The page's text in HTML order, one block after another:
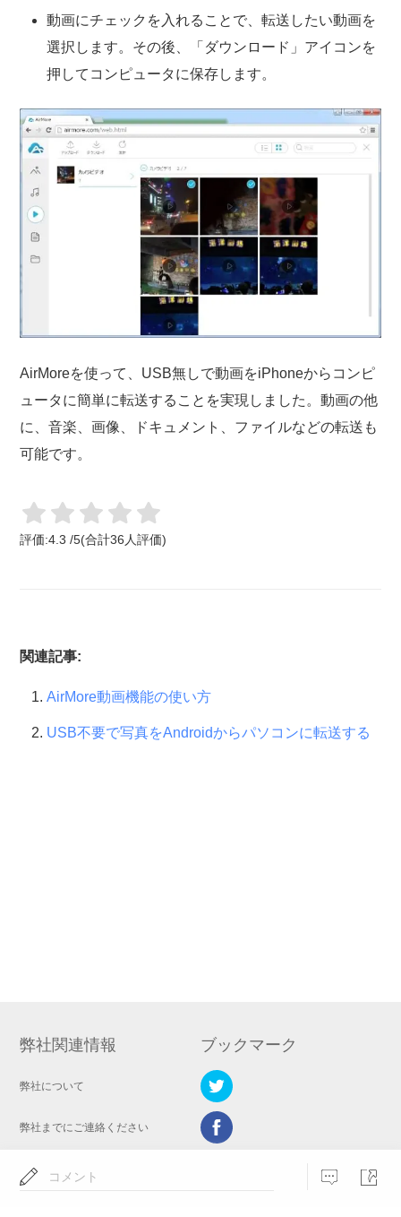
動画にチェックを入れることで、転送したい動画を
選択します。その後、「ダウンロード」アイコンを
押してコンピュータに保存します。
AirMoreを使って、USB無しで動画をiPhoneからコンピ
ュータに簡単に転送することを実現しました。動画の他
に、音楽、画像、ドキュメント、ファイルなどの転送も
可能です。
評価:4.3 /5(合計36 人評価)
関連記事:
AirMore動画機能の使い方
USB不要で写真をAndroidからパソコンに転送する
弊社関連情報
弊社について
弊社までにご連絡ください
プライバシーポリシー
ブックマーク
コメント